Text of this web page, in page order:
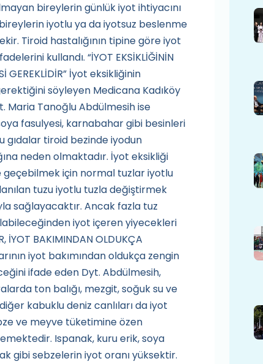
bireylerin günlük iyot ihtiyacını
iyotlu ya da iyotsuz beslenme
Tiroid hastalığının tipine göre iyot
kullandı. “İYOT EKSİKLİĞİNİN
GEREKLİDİR” İyot eksikliğinin
söyleyen Medicana Kadıköy
Maria Tanoğlu Abdülmesih ise
fasulyesi, karnabahar gibi besinleri
gıdalar tiroid bezinde iyodun
neden olmaktadır. İyot eksikliği
geçebilmek için normal tuzlar iyotlu
tuzu iyotlu tuzla değiştirmek
sağlayacaktır. Ancak fazla tuz
iyot içeren yiyecekleri
BAKIMINDAN OLDUKÇA
iyot bakımından oldukça zengin
ifade eden Dyt. Abdülmesih,
ton balığı, mezgit, soğuk su ve
kabuklu deniz canlıları da iyot
ve meyve tüketimine özen
Ispanak, kuru erik, soya
gibi sebzelerin iyot oranı yüksektir.